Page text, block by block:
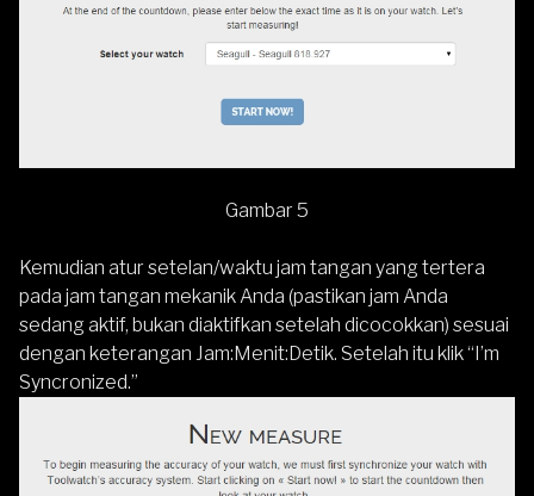
Gambar 5
Kemudian atur setelan/waktu jam tangan yang tertera
pada jam tangan mekanik Anda (pastikan jam Anda
sedang aktif, bukan diaktifkan setelah dicocokkan) sesuai
dengan keterangan Jam:Menit:Detik. Setelah itu klik “I’m
Syncronized.”